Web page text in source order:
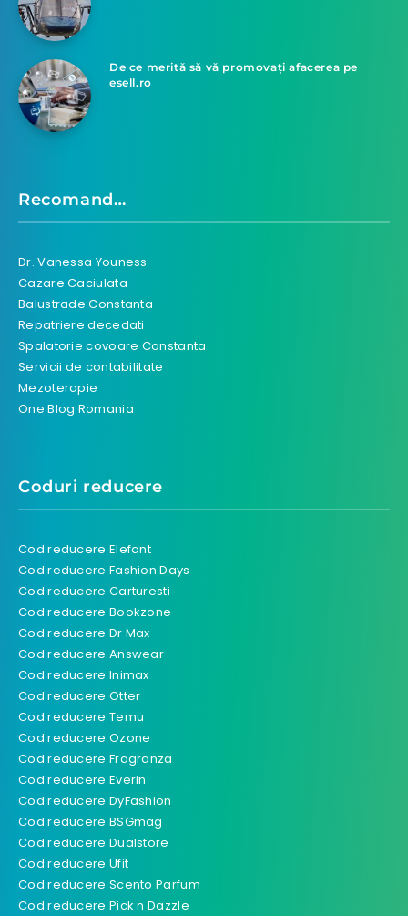
De ce merită să vă promovați afacerea pe
esell.ro
Recomand…
Dr. Vanessa Youness
Cazare Caciulata
Balustrade Constanta
Repatriere decedati
Spalatorie covoare Constanta
Servicii de contabilitate
Mezoterapie
One Blog Romania
Coduri reducere
Cod reducere Elefant
Cod reducere Fashion Days
Cod reducere Carturesti
Cod reducere Bookzone
Cod reducere Dr Max
Cod reducere Answear
Cod reducere Inimax
Cod reducere Otter
Cod reducere Temu
Cod reducere Ozone
Cod reducere Fragranza
Cod reducere Everin
Cod reducere DyFashion
Cod reducere BSGmag
Cod reducere Dualstore
Cod reducere Ufit
Cod reducere Scento Parfum
Cod reducere Pick n Dazzle